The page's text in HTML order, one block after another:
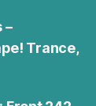
–
Trance,